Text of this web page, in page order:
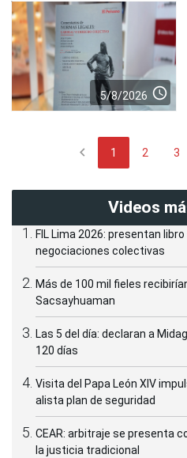
5/8/2026 access_time
chevron_left 1 2 3
Videos
FIL Lima 2026: presentan
negociaciones colectivas
Más de 100 mil fieles
Sacsayhuaman
Las 5 del día: declaran a
120 días
Visita del Papa León XIV
alista plan de seguridad
CEAR: arbitraje se presenta
la justicia tradicional